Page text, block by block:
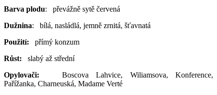
Barva plodu: převážně sytě červená
Dužnina: bílá, nasládlá, jemně zrnitá, šťavnatá
Použití: přímý konzum
Růst: slabý až střední
Opylovači: Boscova Lahvice, Wiliamsova, Konference,
Pařížanka, Charneuská, Madame Verté